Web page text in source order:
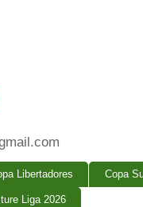
Libertadores Copa
Liga 2026